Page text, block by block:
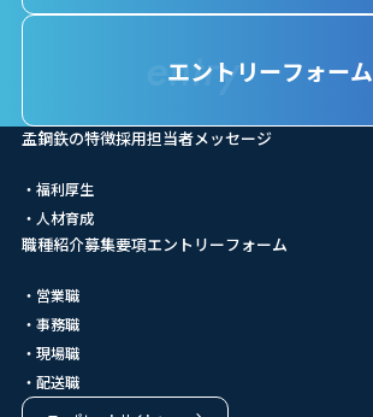
エントリーフォーム
孟鋼鉃の特徴
福利厚生
人材育成
採用担当者メッセージ
職種紹介
営業職
事務職
現場職
配送職
募集要項エントリーフォーム